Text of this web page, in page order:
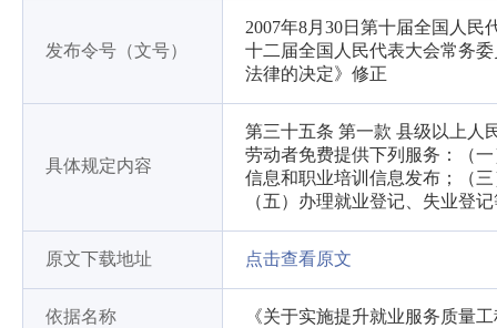
发布令号（文号）
2007年8月30日第十届全国人民
十二届全国人民代表大会常务
法律的决定》修正
具体规定内容
第三十五条 第一款 县级以上人
劳动者免费提供下列服务：（
信息和职业培训信息发布；（
（五）办理就业登记、失业登
原文下载地址 点击查看原文
依据名称 《关于实施提升就业服务质量